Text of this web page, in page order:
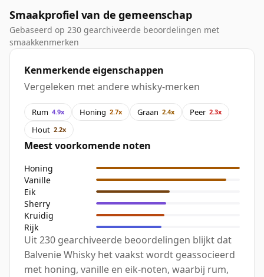
Smaakprofiel van de gemeenschap
Gebaseerd op 230 gearchiveerde beoordelingen met
smaakkenmerken
Kenmerkende eigenschappen
Vergeleken met andere whisky-merken
Rum 4.9x Honing 2.7x Graan 2.4x Peer 2.3x
Hout 2.2x
Meest voorkomende noten
Honing
Vanille
Eik
Sherry
Kruidig
Rijk
Uit 230 gearchiveerde beoordelingen blijkt dat
Balvenie Whisky het vaakst wordt geassocieerd
met honing, vanille en eik-noten, waarbij rum,